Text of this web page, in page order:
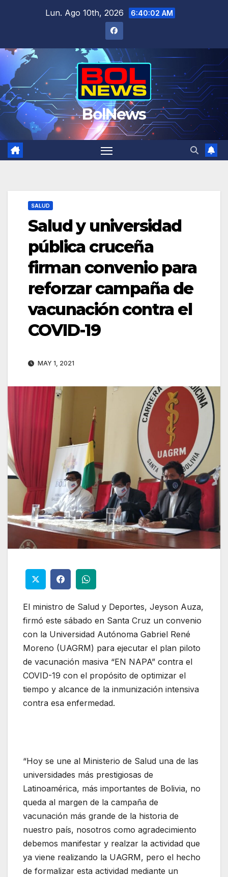
Lun. Ago 10th, 2026 6:40:03 AM
BolNews
SALUD
Salud y universidad
pública cruceña
firman convenio para
reforzar campaña de
vacunación contra el
COVID-19
MAY 1, 2021
El ministro de Salud y Deportes, Jeyson Auza,
firmó este sábado en Santa Cruz un convenio
con la Universidad Autónoma Gabriel René
Moreno (UAGRM) para ejecutar el plan piloto
de vacunación masiva “EN NAPA” contra el
COVID-19 con el propósito de optimizar el
tiempo y alcance de la inmunización intensiva
contra esa enfermedad.
“Hoy se une al Ministerio de Salud una de las
universidades más prestigiosas de
Latinoamérica, más importantes de Bolivia, no
queda al margen de la campaña de
vacunación más grande de la historia de
nuestro país, nosotros como agradecimiento
debemos manifestar y realzar la actividad que
ya viene realizando la UAGRM, pero el hecho
de formalizar esta actividad mediante un